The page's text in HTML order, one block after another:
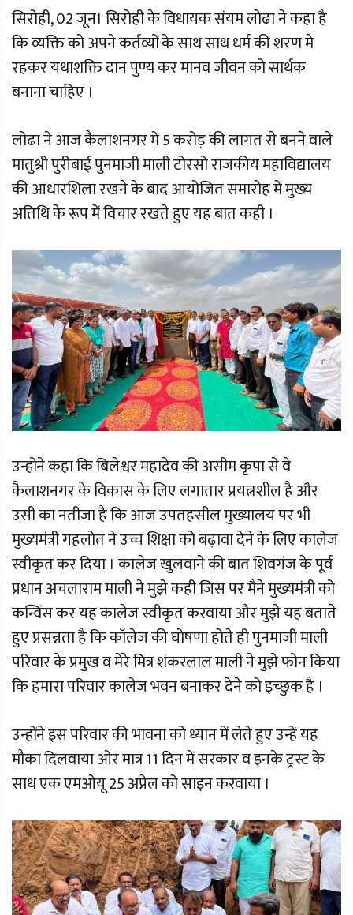
सिरोही, 02 जून। सिरोही के विधायक संयम लोढा ने कहा है
कि व्यक्ति को अपने कर्तव्यों के साथ साथ धर्म की शरण मे
रहकर यथाशक्ति दान पुण्य कर मानव जीवन को सार्थक
बनाना चाहिए ।
लोढा ने आज कैलाशनगर में 5 करोड़ की लागत से बनने वाले
मातुश्री पुरीबाई पुनमाजी माली टोरसो राजकीय महाविद्यालय
की आधारशिला रखने के बाद आयोजित समारोह में मुख्य
अतिथि के रूप में विचार रखते हुए यह बात कही ।
उन्होंने कहा कि बिलेश्वर महादेव की असीम कृपा से वे
कैलाशनगर के विकास के लिए लगातार प्रयत्नशील है और
उसी का नतीजा है कि आज उपतहसील मुख्यालय पर भी
मुख्यमंत्री गहलोत ने उच्च शिक्षा को बढ़ावा देने के लिए कालेज
स्वीकृत कर दिया । कालेज खुलवाने की बात शिवगंज के पूर्व
प्रधान अचलाराम माली ने मुझे कही जिस पर मैने मुख्यमंत्री को
कन्विंस कर यह कालेज स्वीकृत करवाया और मुझे यह बताते
हुए प्रसन्नता है कि कॉलेज की घोषणा होते ही पुनमाजी माली
परिवार के प्रमुख व मेरे मित्र शंकरलाल माली ने मुझे फोन किया
कि हमारा परिवार कालेज भवन बनाकर देने को इच्छुक है ।
उन्होंने इस परिवार की भावना को ध्यान में लेते हुए उन्हें यह
मौका दिलवाया ओर मात्र 11 दिन में सरकार व इनके ट्रस्ट के
साथ एक एमओयू 25 अप्रेल को साइन करवाया ।